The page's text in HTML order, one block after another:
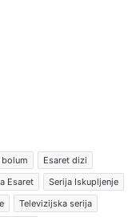
bolum
Esaret dizi
Esaret
Serija Iskupljenje
Televizijska serija